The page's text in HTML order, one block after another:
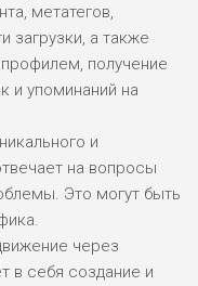
метатегов,
загрузки, а также
получение
и упоминаний на
и
на вопросы
Это могут быть
через
в себя создание и